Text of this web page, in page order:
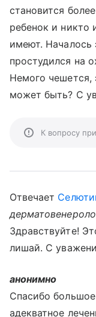
становится
ребенок и никто
имеют. Началось
простудился на
Немого чешется,
может быть? С
К вопросу
Отвечает
Здравствуйте!
лишай. С
анонимно
Спасибо
адекватное